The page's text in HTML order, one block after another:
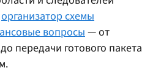
организатор схемы
вопросы— от
передачи готового пакета